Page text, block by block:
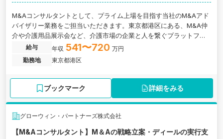
M&Aコンサルタントとして、プライム上場を目指す当社のM&Aアド
バイザリー業務をご担当いただきます。東京都港区にある、M&A仲
介や介護用品展示会など、介護市場の企業と人を繋ぐプラットフォ
ームを運営するグロース上場企業の求人です。
給与 年収 541〜720 万円
勤務地
東京都港区
ブックマーク 詳細をみる
グローウィン・パートナーズ株式会社
【M&Aコンサルタント】M＆Aの戦略立案・ディールの実行支